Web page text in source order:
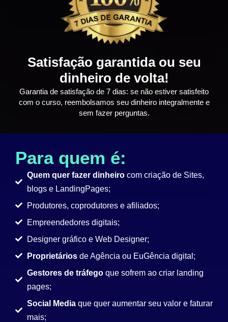
Satisfação garantida ou seu
dinheiro de volta!
Garantia de satisfação de 7 dias: se não estiver satisfeito
com o curso, reembolsamos seu dinheiro integralmente e
sem fazer perguntas.
Para quem é:
Quem quer fazer dinheiro com criação de Sites,
blogs e LandingPages;
Produtores, coprodutores e afiliados;
Empreendedores digitais;
Designer gráfico e Web Designer;
Proprietários de Agência ou EuGência digital;
Gestores de tráfegoque sofrem ao criar landing
pages;
Social Media que quer aumentar seu valor e faturar
mais;